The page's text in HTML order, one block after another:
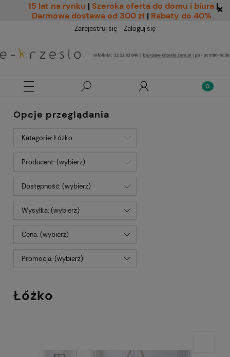
15 lat na rynku | Szeroka oferta do domu i biura |
Darmowa dostawa od 300 zł | Rabaty do 40%
Zarejestruj się Zaloguj się
Opcje przeglądania
Kategorie: Łóżko
Producent: (wybierz)
Dostępność: (wybierz)
Wysyłka: (wybierz)
Cena: (wybierz)
Promocja: (wybierz)
Łóżko